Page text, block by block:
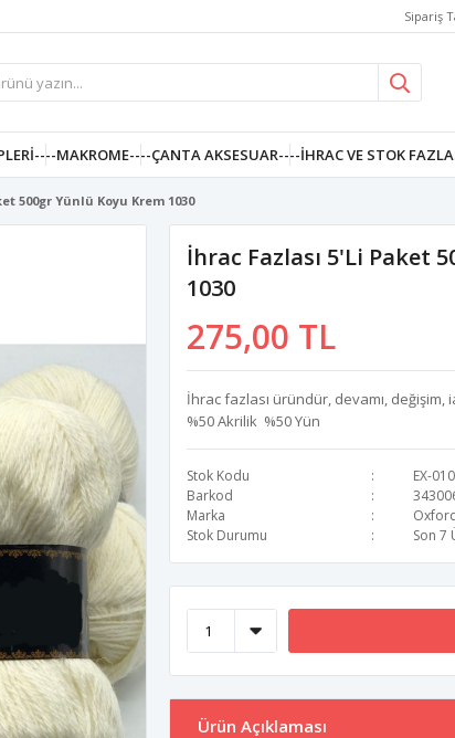
Sipariş
--MAKROME----ÇANTA AKSESUAR----İHRAC VE STOK
500gr Yünlü Koyu Krem 1030
İhrac Fazlası 5'li Paket
1030
275,00 TL
İhrac fazlası üründür, devamı,
%50 Akrilik %50 Yün
Stok Kodu
EX-
Barkod
Marka
Stok Durumu
Son 7
Ürün Açıklaması